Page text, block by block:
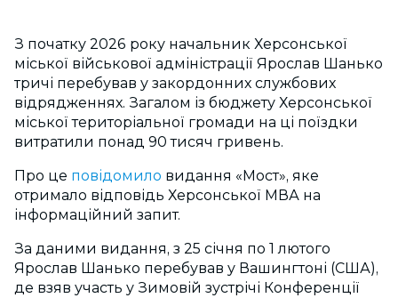
З початку 2026 року начальник Херсонської
міської військової адміністрації Ярослав Шанько
тричі перебував у закордонних службових
відрядженнях. Загалом із бюджету Херсонської
міської територіальної громади на ці поїздки
витратили понад 90 тисяч гривень.
Про це повідомило видання «Мост», яке
отримало відповідь Херсонської МВА на
інформаційний запит.
За даними видання, з 25 січня по 1 лютого
Ярослав Шанько перебував у Вашингтоні (США),
де взяв участь у Зимовій зустрічі Конференції